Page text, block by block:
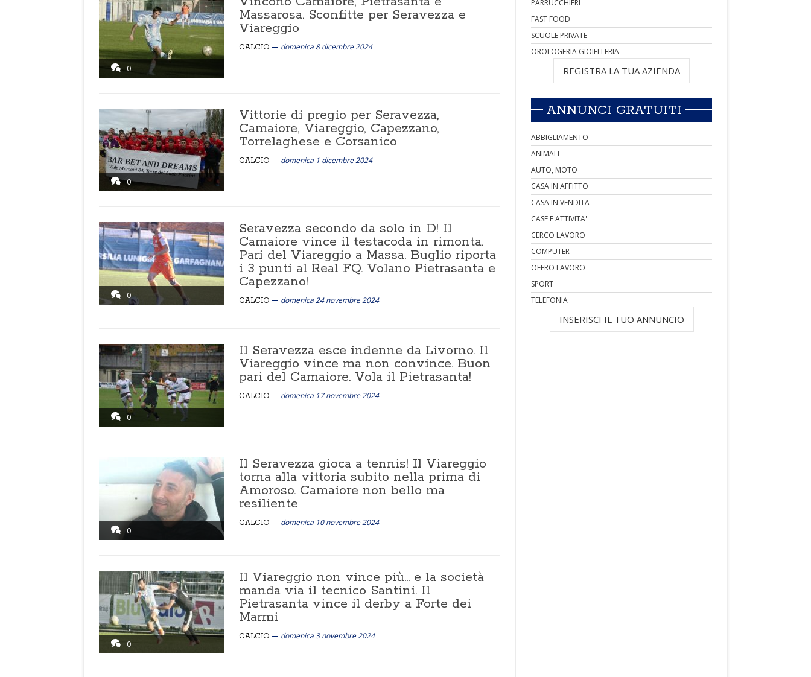
0
Massarosa. Sconfitte per Seravezza e
Viareggio
CALCIO domenica 8 dicembre 2024
0
Vittorie di pregio per Seravezza,
Camaiore, Viareggio, Capezzano,
Torrelaghese e Corsanico
CALCIO domenica 1 dicembre 2024
0
Seravezza secondo da solo in D! Il
Camaiore vince il testacoda in rimonta.
Pari del Viareggio a Massa. Buglio riporta
i 3 punti al Real FQ. Volano Pietrasanta e
Capezzano!
CALCIO domenica 24 novembre 2024
0
Il Seravezza esce indenne da Livorno. Il
Viareggio vince ma non convince. Buon
pari del Camaiore. Vola il Pietrasanta!
CALCIO domenica 17 novembre 2024
0
Il Seravezza gioca a tennis! Il Viareggio
torna alla vittoria subito nella prima di
Amoroso. Camaiore non bello ma
resiliente
CALCIO domenica 10 novembre 2024
0
Il Viareggio non vince più... e la società
manda via il tecnico Santini. Il
Pietrasanta vince il derby a Forte dei
Marmi
CALCIO domenica 3 novembre 2024
PARRUCCHIERI
FAST FOOD
SCUOLE PRIVATE
OROLOGERIA GIOIELLERIA
REGISTRA LA TUA AZIENDA
ANNUNCI GRATUITI
ABBIGLIAMENTO
ANIMALI
AUTO, MOTO
CASA IN AFFITTO
CASA IN VENDITA
CASE E ATTIVITA'
CERCO LAVORO
COMPUTER
OFFRO LAVORO
SPORT
TELEFONIA
INSERISCI IL TUO ANNUNCIO